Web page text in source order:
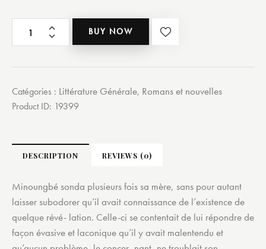
BUY NOW
Catégories : Littérature Générale, Romans et nouvelles
Product ID: 19399
DESCRIPTION REVIEWS (0)
Minoungbé sonda plusieurs fois sa mère, sans pour autant
laisser subodorer qu’il avait connaissance de l’existence de
quelque révé- lation. Celle-ci se contentait de lui répondre de
façon évasive et laconique qu’il y avait malentendu et